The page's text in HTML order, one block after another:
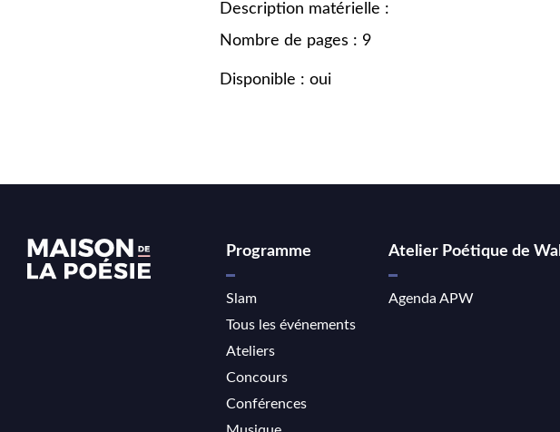
Description matérielle :
Nombre de pages : 9
Disponible : oui
Programme
Slam
Tous les événements
Ateliers
Concours
Conférences
Atelier Poétique de
Agenda APW